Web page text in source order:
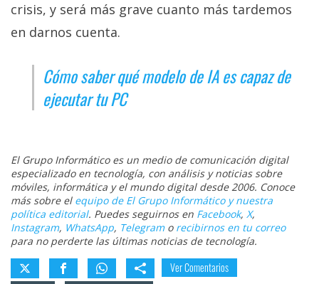
crisis, y será más grave cuanto más tardemos
en darnos cuenta.
Cómo saber qué modelo de IA es capaz de
ejecutar tu PC
El Grupo Informático es un medio de comunicación digital
especializado en tecnología, con análisis y noticias sobre
móviles, informática y el mundo digital desde 2006. Conoce
más sobre el equipo de El Grupo Informático y nuestra
política editorial. Puedes seguirnos en Facebook, X,
Instagram, WhatsApp, Telegramo recibirnos en tu correo
para no perderte las últimas noticias de tecnología.
Ver Comentarios